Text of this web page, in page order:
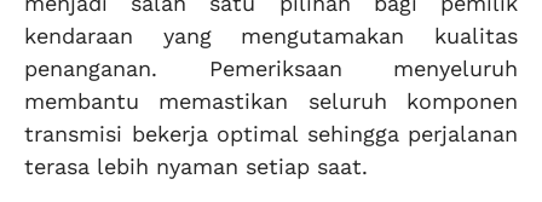
kendaraan yang mengutamakan kualitas
penanganan. Pemeriksaan menyeluruh
membantu memastikan seluruh komponen
transmisi bekerja optimal sehingga perjalanan
terasa lebih nyaman setiap saat.